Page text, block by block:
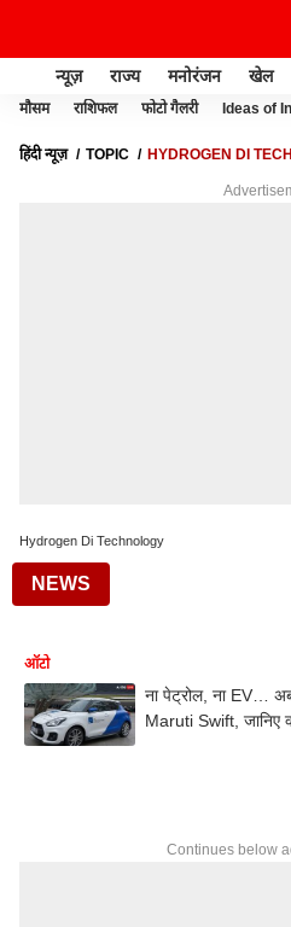
न्यूज़ राज्य मनोरंजन खेल
मौसम राशिफल फोटो गैलरी Ideas of
हिंदी न्यूज़ TOPIC HYDROGEN DI
Hydrogen Di Technology
NEWS
ऑटो
ना पेट्रोल, ना EV…
Maruti Swift, जानिए
Continues below